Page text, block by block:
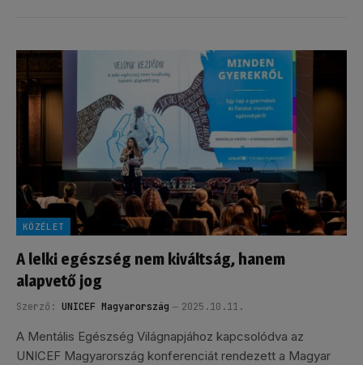
KÖZÉLET
A lelki egészség nem kiváltság, hanem
alapvető jog
Szerző: UNICEF Magyarország 2025.10.11.
A Mentális Egészség Világnapjához kapcsolódva az
UNICEF Magyarország konferenciát rendezett a Magyar